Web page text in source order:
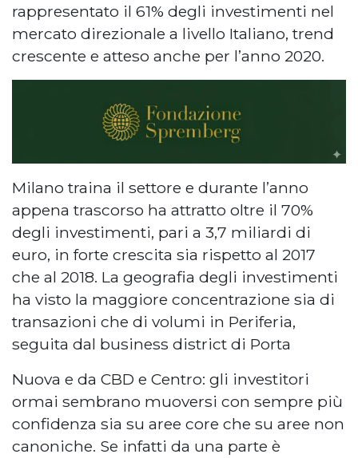
rappresentato il 61% degli investimenti nel
mercato direzionale a livello Italiano, trend
crescente e atteso anche per l’anno 2020.
Milano traina il settore e durante l’anno
appena trascorso ha attratto oltre il 70%
degli investimenti, pari a 3,7 miliardi di
euro, in forte crescita sia rispetto al 2017
che al 2018. La geografia degli investimenti
ha visto la maggiore concentrazione sia di
transazioni che di volumi in Periferia,
seguita dal business district di Porta
Nuova e da CBD e Centro: gli investitori
ormai sembrano muoversi con sempre più
confidenza sia su aree core che su aree non
canoniche. Se infatti da una parte è